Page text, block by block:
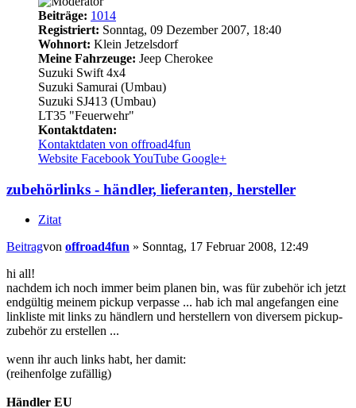
Beiträge: 1014
Registriert: Sonntag, 09 Dezember 2007, 18:40
Wohnort: Klein Jetzelsdorf
Meine Fahrzeuge: Jeep Cherokee
Suzuki Swift 4x4
Suzuki Samurai (Umbau)
Suzuki SJ413 (Umbau)
LT35 "Feuerwehr"
Kontaktdaten:
Kontaktdaten von offroad4fun
Website FacebookYouTube Google+
zubehörlinks - händler, lieferanten, hersteller
Zitat
Beitragvon offroad4fun » Sonntag, 17 Februar 2008, 12:49
hi all!
nachdem ich noch immer beim planen bin, was für zubehör ich jetzt
endgültig meinem pickup verpasse ... hab ich mal angefangen eine
linkliste mit links zu händlern und herstellern von diversem pickup-
zubehör zu erstellen ...
wenn ihr auch links habt, her damit:
(reihenfolge zufällig)
Händler EU